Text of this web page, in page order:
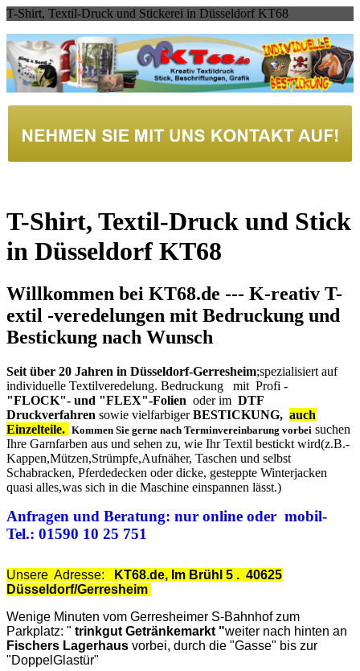
T-Shirt, Textil-Druck und Stickerei in Düsseldorf KT68
T-Shirt, Textil-Druck und Stick
in Düsseldorf KT68
Willkommen bei KT68.de --- K-reativ T-
extil -veredelungen mit Bedruckung und
Bestickung nach Wunsch
Seit über 20 Jahren in Düsseldorf-Gerresheim;spezialisiert auf
individuelle Textilveredelung. Bedruckung mit Profi -
"FLOCK"- und "FLEX"-Folien oder im DTF
Druckverfahren sowie vielfarbigerBESTICKUNG, auch
Einzelteile. Kommen Sie gerne nach Terminvereinbarung vorbei suchen
Ihre Garnfarben aus und sehen zu, wie Ihr Textil bestickt wird(z.B.-
Kappen,Mützen,Strümpfe,Aufnäher, Taschen und selbst
Schabracken, Pferdedecken oder dicke, gesteppte Winterjacken
quasi alles,was sich in die Maschine einspannen lässt.)
Anfragen und Beratung: nur online oder mobil-
Tel.: 01590 10 25 751
Unsere Adresse:
KT68.de, Im Brühl 5 . 40625
Düsseldorf/Gerresheim
Wenige Minuten vom Gerresheimer S-Bahnhof zum
Parkplatz: " trinkgut Getränkemarkt "weiter nach hinten an
Fischers Lagerhaus vorbei, durch die "Gasse" bis zur
"DoppelGlastür"